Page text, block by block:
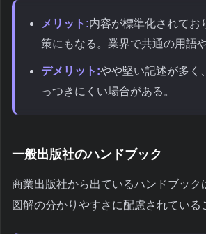
メリット:内容が標準化されてお
策にもなる。業界で共通の用語
デメリット:やや堅い記述が多く
っつきにくい場合がある。
一般出版社のハンドブック
商業出版社から出ているハンドブック
図解の分かりやすさに配慮されている